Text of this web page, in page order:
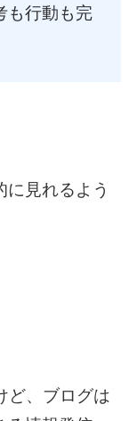
も行動も完
見れるよう
ど、ブログは